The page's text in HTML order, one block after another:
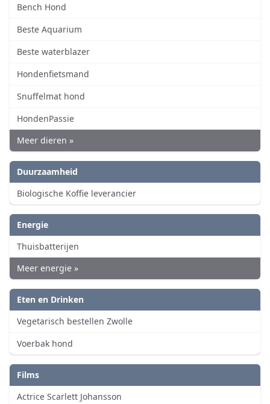
Bench Hond
Beste Aquarium
Beste waterblazer
Hondenfietsmand
Snuffelmat hond
HondenPassie
Meer dieren »
Duurzaamheid
Biologische Koffie leverancier
Energie
Thuisbatterijen
Meer energie »
Eten en Drinken
Vegetarisch bestellen Zwolle
Voerbak hond
Films
Actrice Scarlett Johansson